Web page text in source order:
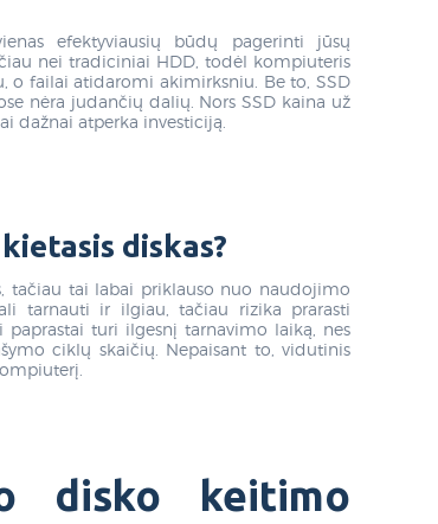
efektyviausių būdų pagerinti jūsų
nei tradiciniai HDD, todėl kompiuteris
o failai atidaromi akimirksniu. Be to, SSD
nėra judančių dalių. Nors SSD kaina už
dažnai atperka investiciją.
diskas?
tačiau tai labai priklauso nuo naudojimo
tarnauti ir ilgiau, tačiau rizika prarasti
turi ilgesnį tarnavimo laiką, nes
ciklų skaičių. Nepaisant to, vidutinis
disko keitimo